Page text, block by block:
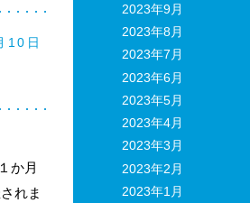
10日
か月
れま
2023年9月
2023年8月
2023年7月
2023年6月
2023年5月
2023年4月
2023年3月
2023年2月
2023年1月